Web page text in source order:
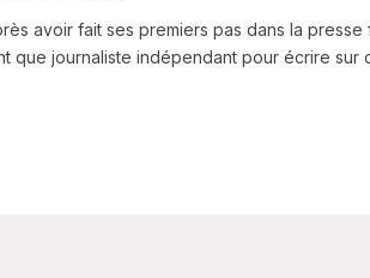
avoir fait ses premiers pas dans la
que journaliste indépendant pour écrire sur